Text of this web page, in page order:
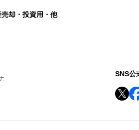
却・投資用・他
SNS公